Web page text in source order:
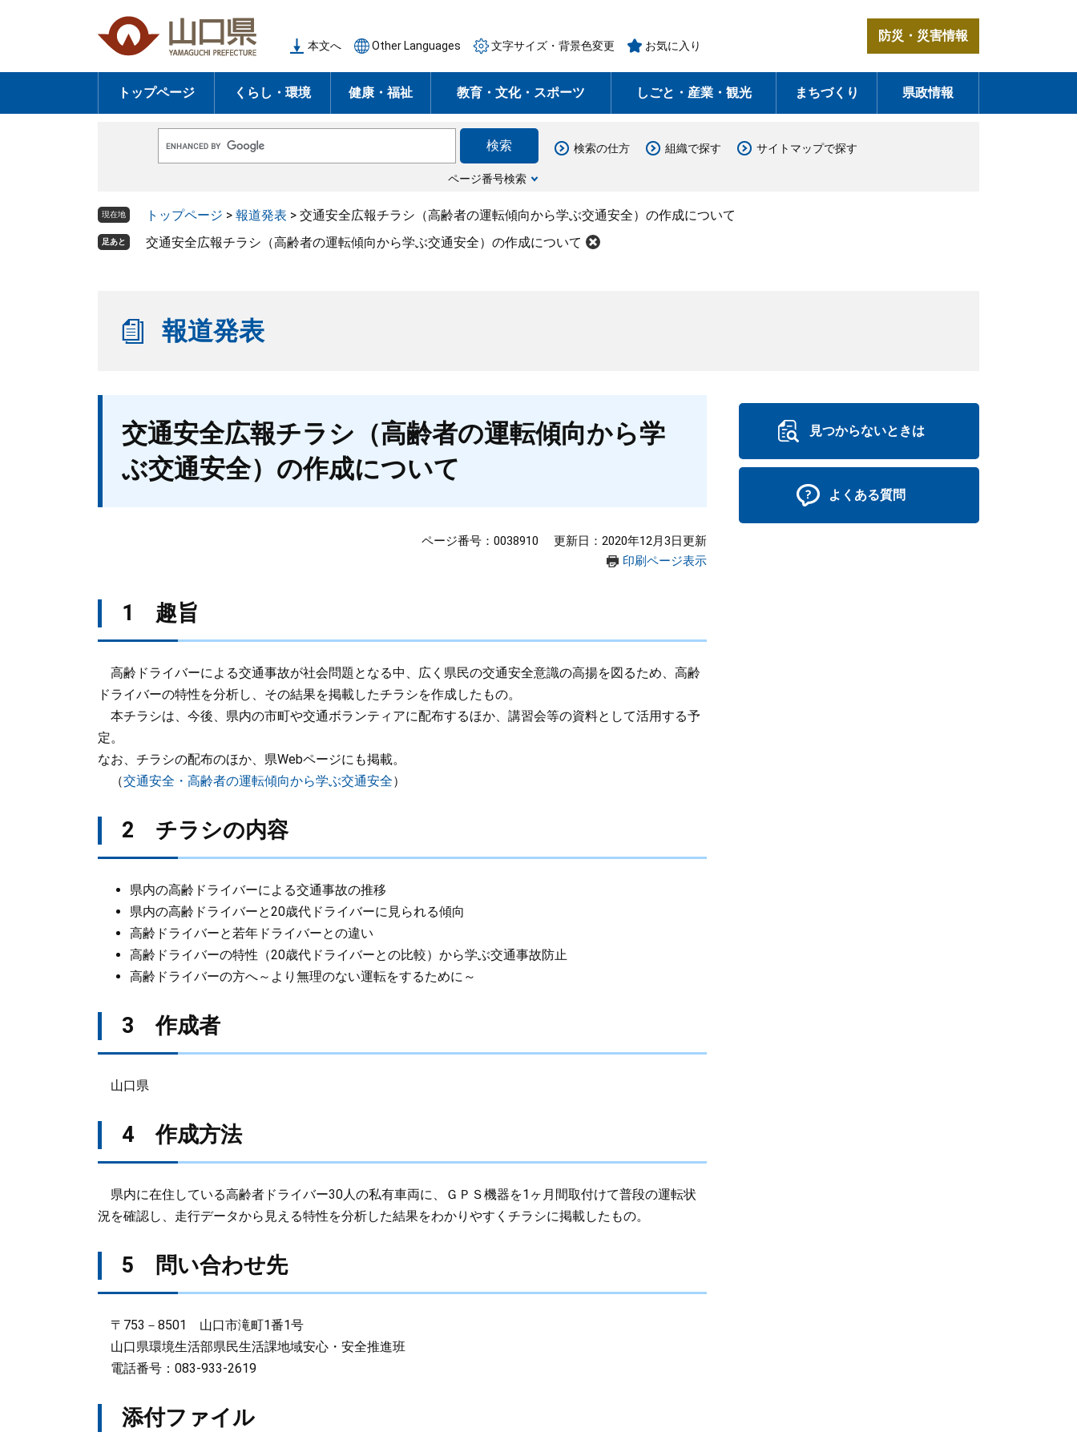
の
頭
ー
飛
本文へ Other Languages 文字サイズ・背景色変更 お気に入り
防災・災害情報
トップページ くらし・環境 健康・福祉 教育・文化・スポーツ しごと・産業・観光 まちづくり 県政情報
o
e
ス
タ
ページ番号検索
検索の仕方 組織で探す サイトマップで探す
現在地 トップページ > 報道発表 > 交通安全広報チラシ（高齢者の運転傾向から学ぶ交通安全）の作成について
足あと 交通安全広報チラシ（高齢者の運転傾向から学ぶ交通安全）の作成について
報道発表
交通安全広報チラシ（高齢者の運転傾向から学
ぶ交通安全）の作成について
ページ番号：0038910
更新日：2020年12月3日更新
印刷ページ表示
1 趣旨
高齢ドライバーによる交通事故が社会問題となる中、広く県民の交通安全意識の高揚を図るため、高齢
ドライバーの特性を分析し、その結果を掲載したチラシを作成したもの。
本チラシは、今後、県内の市町や交通ボランティアに配布するほか、講習会等の資料として活用する予
定。
なお、チラシの配布のほか、県Webページにも掲載。
（交通安全・高齢者の運転傾向から学ぶ交通安全）
2 チラシの内容
県内の高齢ドライバーによる交通事故の推移
県内の高齢ドライバーと20歳代ドライバーに見られる傾向
高齢ドライバーと若年ドライバーとの違い
高齢ドライバーの特性（20歳代ドライバーとの比較）から学ぶ交通事故防止
高齢ドライバーの方へ～より無理のない運転をするために～
3 作成者
山口県
4 作成方法
県内に在住している高齢者ドライバー30人の私有車両に、ＧＰＳ機器を1ヶ月間取付けて普段の運転状
況を確認し、走行データから見える特性を分析した結果をわかりやすくチラシに掲載したもの。
5 問い合わせ先
〒753－8501 山口市滝町1番1号
山口県環境生活部県民生活課地域安心・安全推進班
電話番号：083-933-2619
添付ファイル
見つからないときは
よくある質問